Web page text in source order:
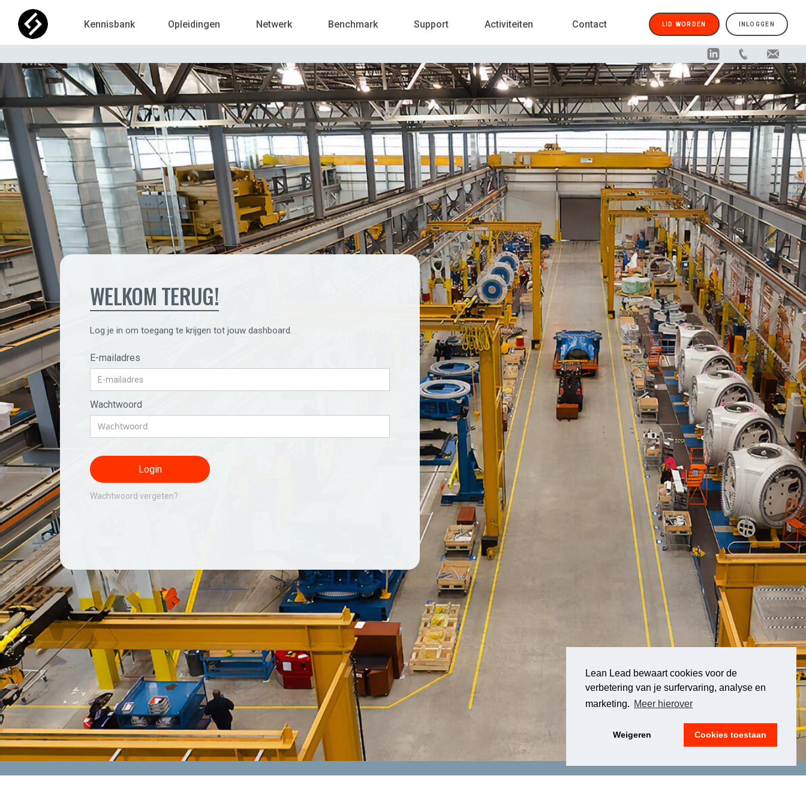
Lean Lead bewaart cookies voor de
verbetering van je surfervaring, analyse en
marketing. Meer hierover
Weigeren Cookies toestaan
LID WORDEN INLOGGEN
Kennisbank Opleidingen Netwerk Benchmark Support Activiteiten Contact
WELKOM TERUG!
Log je in om toegang te krijgen tot jouw dashboard.
E-mailadres
Wachtwoord
Wachtwoord vergeten?